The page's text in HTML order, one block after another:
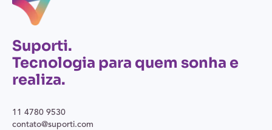
Suporti.
Tecnologia para quem sonha e
realiza.
11 4780 9530
contato@suporti.com